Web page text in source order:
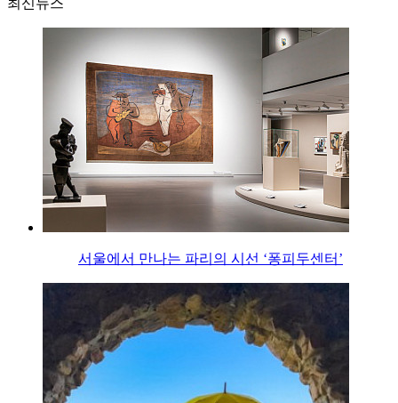
최신뉴스
서울에서 만나는 파리의 시선 ‘퐁피두센터’